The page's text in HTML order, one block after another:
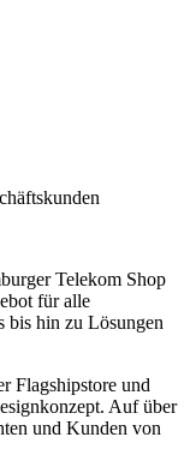
Telekom Shop
für alle
bis hin zu Lösungen
Flagshipstore und
Auf über
und Kunden von